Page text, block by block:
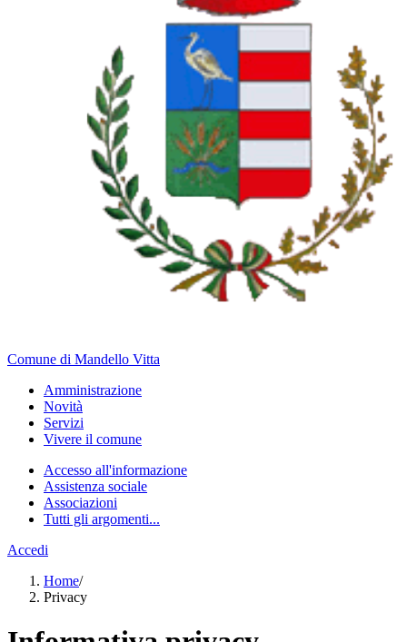
Comune di Mandello Vitta
Amministrazione
Novità
Servizi
Vivere il comune
Accesso all'informazione
Assistenza sociale
Associazioni
Tutti gli argomenti...
Accedi
Home/
Privacy